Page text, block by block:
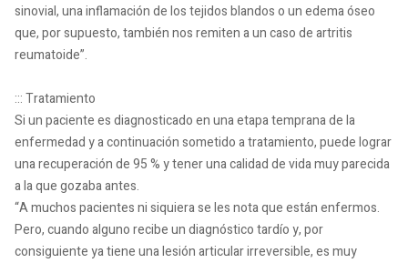
sinovial, una inflamación de los tejidos blandos o un edema óseo
que, por supuesto, también nos remiten a un caso de artritis
reumatoide”.
::: Tratamiento
Si un paciente es diagnosticado en una etapa temprana de la
enfermedad y a continuación sometido a tratamiento, puede lograr
una recuperación de 95 % y tener una calidad de vida muy parecida
a la que gozaba antes.
“A muchos pacientes ni siquiera se les nota que están enfermos.
Pero, cuando alguno recibe un diagnóstico tardío y, por
consiguiente ya tiene una lesión articular irreversible, es muy